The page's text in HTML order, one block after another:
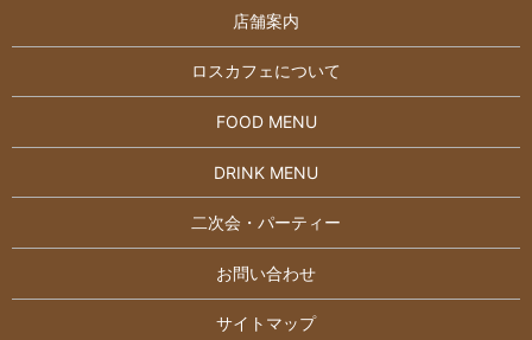
店舗案内
ロスカフェについて
FOOD MENU
DRINK MENU
二次会・パーティー
お問い合わせ
サイトマップ